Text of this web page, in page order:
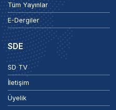
Tüm Yayınlar
E-Dergiler
SDE
SD TV
İletişim
Üyelik